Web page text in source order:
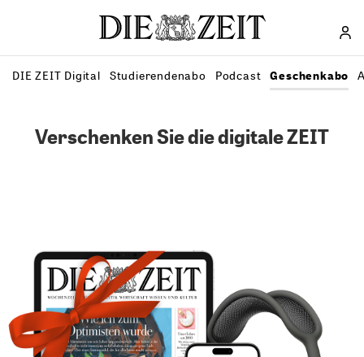
DIE ZEIT Digital Studierendenabo Podcast Geschenkabo
Verschenken Sie die digitale ZEIT